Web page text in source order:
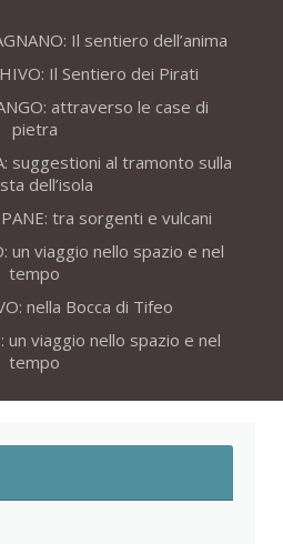
Il sentiero dell’anima
Il Sentiero dei Pirati
attraverso le case di
pietra
suggestioni al tramonto sulla
dell’isola
tra sorgenti e vulcani
un viaggio nello spazio e nel
tempo
nella Bocca di Tifeo
un viaggio nello spazio e nel
tempo